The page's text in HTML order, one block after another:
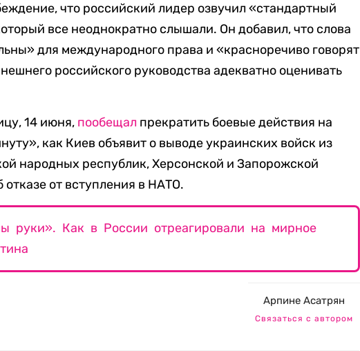
что российский лидер озвучил «стандартный
все неоднократно слышали. Он добавил, что слова
для международного права и «красноречиво говорят
российского руководства адекватно оценивать
14 июня, пообещал прекратить боевые действия на
как Киев объявит о выводе украинских войск из
народных республик, Херсонской и Запорожской
отказе от вступления в НАТО.
руки». Как в России отреагировали на мирное
Арпине Асатрян
Связаться с автором